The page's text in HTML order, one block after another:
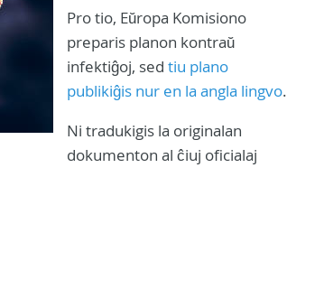
Pro tio, Eŭropa Komisiono
preparis planon kontraŭ
infektiĝoj, sed tiu plano
publikiĝis nur en la angla lingvo.
Ni tradukigis la originalan
dokumenton al ĉiuj oficialaj